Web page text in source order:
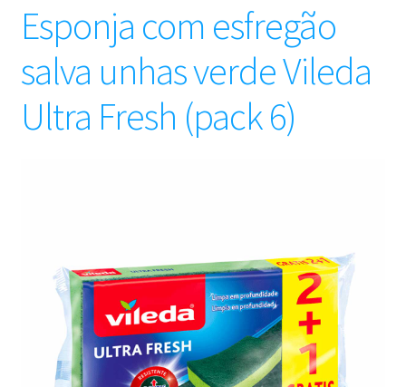
Área de cliente
Português
Esponja com esfregão
salva unhas verde Vileda
Ultra Fresh (pack 6)